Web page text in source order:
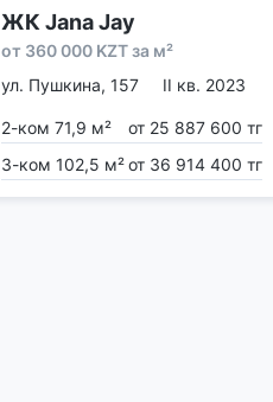
ЖК Jana Jay
от 360 000 KZT за м²
ул. Пушкина, 157 II кв. 2023
2-ком 71,9 м² от 25 887 600 тг
3-ком 102,5 м²от 36 914 400 тг